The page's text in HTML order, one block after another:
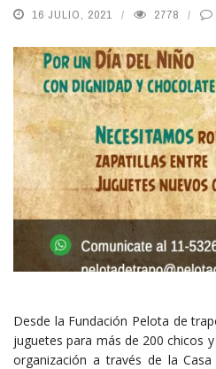
16 JULIO, 2021 2778
Desde la Fundación Pelota de
juguetes para más de 200 chicos
organización a través de la